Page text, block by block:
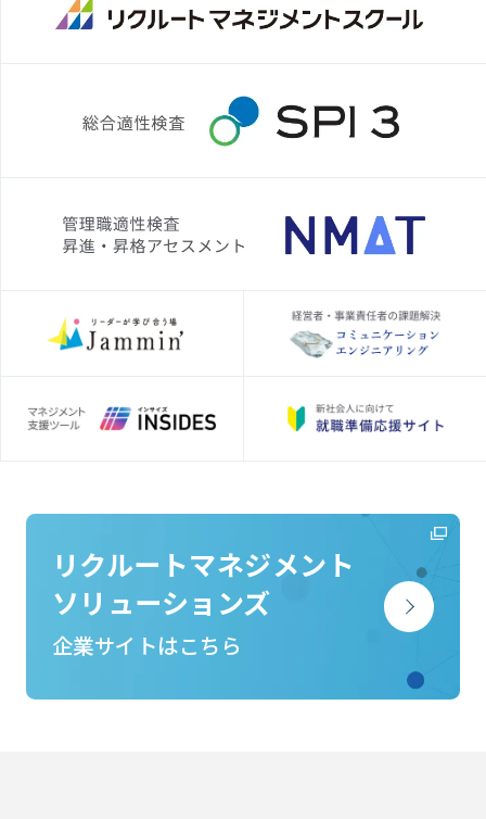
リクルートマネジメント
ソリューションズ
企業サイトはこちら